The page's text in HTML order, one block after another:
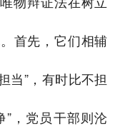
首先，它们相辅
当”，有时比不担
”，党员干部则沦